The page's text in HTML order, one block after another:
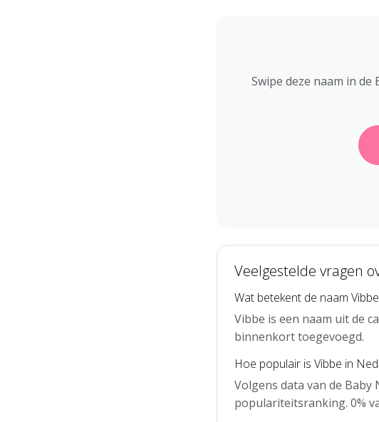
Swipe deze naam in
Veelgestelde vragen
Wat betekent de naam
Vibbe is een naam uit de
binnenkort toegevoegd.
Hoe populair is Vibbe in
Volgens data van de
populariteitsranking. 0%